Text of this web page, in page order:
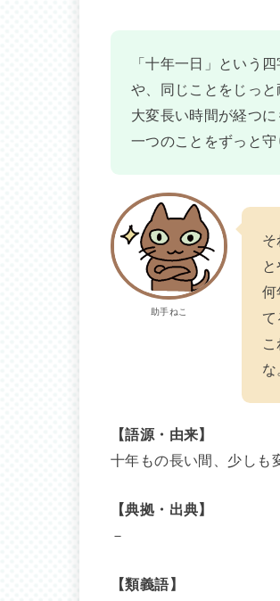
「十年一日」という
や、同じことをじっと
大変長い時間が経つ
一つのことをずっと守
助手ねこ
そ
と
何
て
な
【語源・由来】
十年もの長い間、少しも
【典拠・出典】
－
【類義語】